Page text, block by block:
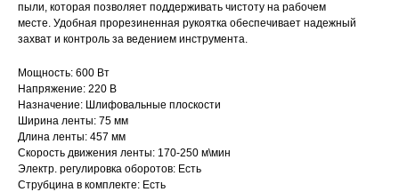
пыли, которая позволяет поддерживать чистоту на рабочем
месте. Удобная прорезиненная рукоятка обеспечивает надежный
захват и контроль за ведением инструмента.
Мощность: 600 Вт
Напряжение: 220 В
Назначение: Шлифовальные плоскости
Ширина ленты: 75 мм
Длина ленты: 457 мм
Скорость движения ленты: 170-250 м\мин
Электр. регулировка оборотов: Есть
Струбцина в комплекте: Есть